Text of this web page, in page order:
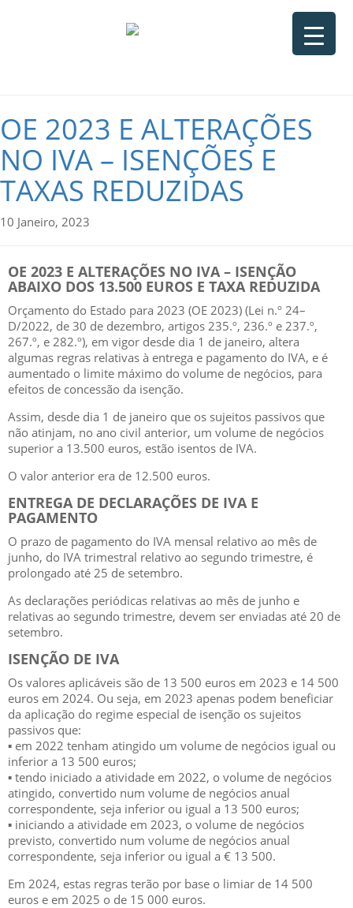
OE 2023 E ALTERAÇÕES
NO IVA – ISENÇÕES E
TAXAS REDUZIDAS
10 Janeiro, 2023
OE 2023 E ALTERAÇÕES NO IVA – ISENÇÃO
ABAIXO DOS 13.500 EUROS E TAXA REDUZIDA
Orçamento do Estado para 2023 (OE 2023) (Lei n.º 24–
D/2022, de 30 de dezembro, artigos 235.º, 236.º e 237.º,
267.º, e 282.º), em vigor desde dia 1 de janeiro, altera
algumas regras relativas à entrega e pagamento do IVA, e é
aumentado o limite máximo do volume de negócios, para
efeitos de concessão da isenção.
Assim, desde dia 1 de janeiro que os sujeitos passivos que
não atinjam, no ano civil anterior, um volume de negócios
superior a 13.500 euros, estão isentos de IVA.
O valor anterior era de 12.500 euros.
ENTREGA DE DECLARAÇÕES DE IVA E
PAGAMENTO
O prazo de pagamento do IVA mensal relativo ao mês de
junho, do IVA trimestral relativo ao segundo trimestre, é
prolongado até 25 de setembro.
As declarações periódicas relativas ao mês de junho e
relativas ao segundo trimestre, devem ser enviadas até 20 de
setembro.
ISENÇÃO DE IVA
Os valores aplicáveis são de 13 500 euros em 2023 e 14 500
euros em 2024. Ou seja, em 2023 apenas podem beneficiar
da aplicação do regime especial de isenção os sujeitos
passivos que:
▪ em 2022 tenham atingido um volume de negócios igual ou
inferior a 13 500 euros;
▪ tendo iniciado a atividade em 2022, o volume de negócios
atingido, convertido num volume de negócios anual
correspondente, seja inferior ou igual a 13 500 euros;
▪ iniciando a atividade em 2023, o volume de negócios
previsto, convertido num volume de negócios anual
correspondente, seja inferior ou igual a € 13 500.
Em 2024, estas regras terão por base o limiar de 14 500
euros e em 2025 o de 15 000 euros.